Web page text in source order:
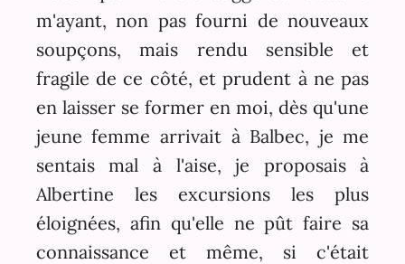
m'ayant, non pas fourni de nouveaux
soupçons, mais rendu sensible et
fragile de ce côté, et prudent à ne pas
en laisser se former en moi, dès qu'une
jeune femme arrivait à Balbec, je me
sentais mal à l'aise, je proposais à
Albertine les excursions les plus
éloignées, afin qu'elle ne pût faire sa
connaissance et même, si c'était